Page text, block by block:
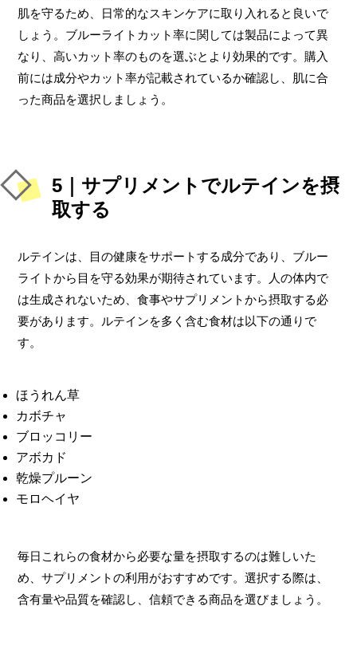
肌を守るため、日常的なスキンケアに取り入れると良いで
しょう。ブルーライトカット率に関しては製品によって異
なり、高いカット率のものを選ぶとより効果的です。購入
前には成分やカット率が記載されているか確認し、肌に合
った商品を選択しましょう。
5｜サプリメントでルテインを摂
取する
ルテインは、目の健康をサポートする成分であり、ブルー
ライトから目を守る効果が期待されています。人の体内で
は生成されないため、食事やサプリメントから摂取する必
要があります。ルテインを多く含む食材は以下の通りで
す。
ほうれん草
カボチャ
ブロッコリー
アボカド
乾燥プルーン
モロヘイヤ
毎日これらの食材から必要な量を摂取するのは難しいた
め、サプリメントの利用がおすすめです。選択する際は、
含有量や品質を確認し、信頼できる商品を選びましょう。